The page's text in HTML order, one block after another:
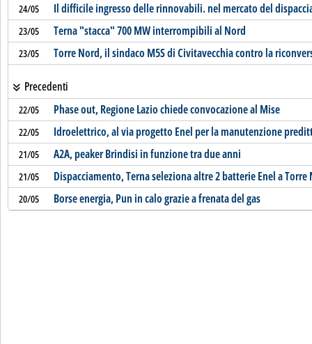
24/05 Il difficile ingresso delle rinnovabili. nel mercato del
23/05 Terna "stacca" 700 MW interrompibili al Nord
23/05 Torre Nord, il sindaco M5S di Civitavecchia contro la
Precedenti
22/05 Phase out, Regione Lazio chiede convocazione al Mise
22/05 Idroelettrico, al via progetto Enel per la manutenzione
21/05 A2A, peaker Brindisi in funzione tra due anni
21/05 Dispacciamento, Terna seleziona altre 2 batterie Enel a Torre
20/05 Borse energia, Pun in calo grazie a frenata del gas